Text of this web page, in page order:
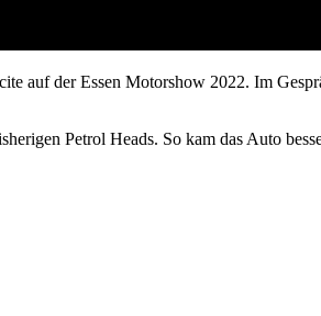
der Essen Motorshow 2022. Im
Petrol Heads. So kam das Auto